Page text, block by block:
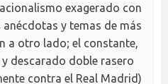
exagerado con
y temas de más
a otro lado; el constante,
descarado doble rasero
contra el Real Madrid)